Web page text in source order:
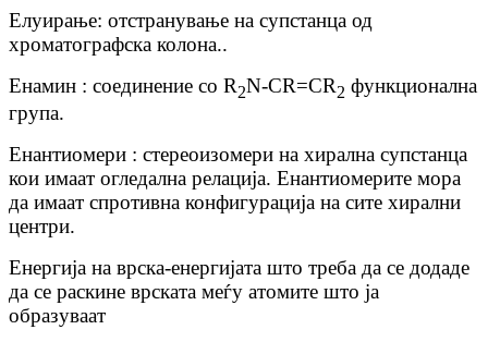
Елуирање: отстранување на супстанца од
хроматографска колона..
Енамин : соединение со R2N-CR=CR2 функционална
група.
Енантиомери : стереоизомери на хирална супстанца
кои имаат огледална релација. Енантиомерите мора
да имаат спротивна конфигурација на сите хирални
центри.
Енергија на врска-енергијата што треба да се додаде
да се раскине врската меѓу атомите што ја
образуваат